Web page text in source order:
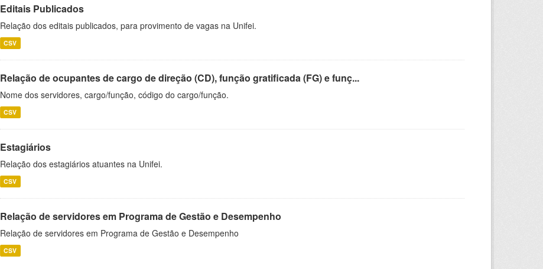
Editais Publicados
Relação dos editais publicados, para provimento de vagas na Unifei.
CSV
Relação de ocupantes de cargo de direção (CD), função gratificada (FG) e funç...
Nome dos servidores, cargo/função, código do cargo/função.
CSV
Estagiários
Relação dos estagiários atuantes na Unifei.
CSV
Relação de servidores em Programa de Gestão e Desempenho
Relação de servidores em Programa de Gestão e Desempenho
CSV